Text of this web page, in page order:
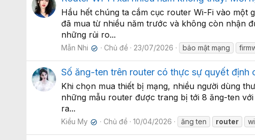
Hầu hết chúng ta cắm cục router Wi-Fi vào một
đã mua từ nhiều năm trước và không còn nhận
những rủi ro...
Mẫn Nhi ✔ Chủ đề 23/07/2026 bảo mật mạng
Số ăng-ten trên router có thực sự quyết định
Khi chọn mua thiết bị mạng, nhiều người dùng
những mẫu router được trang bị tới 8 ăng-ten
ra...
Kiều My ✔ Chủ đề 10/04/2026 ăng ten router